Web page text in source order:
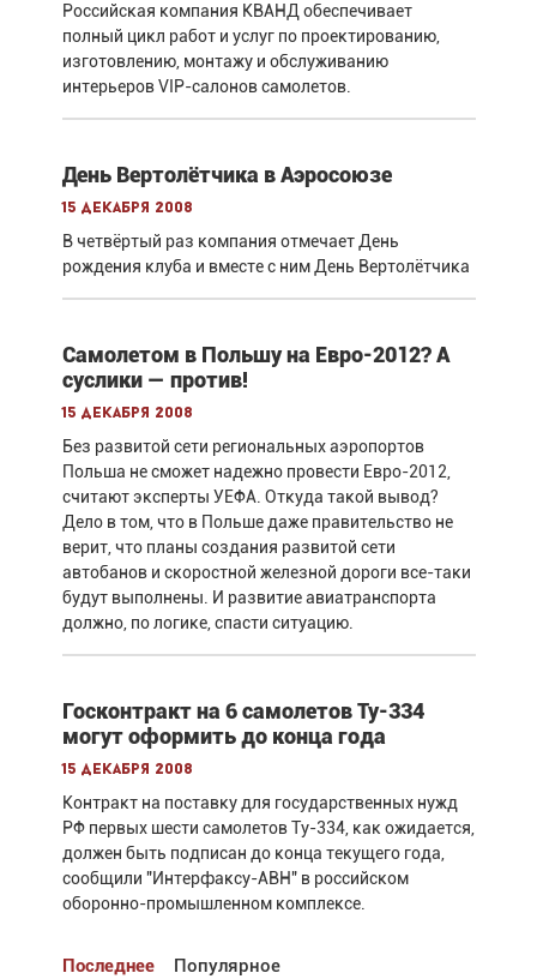
Российская компания КВАНД обеспечивает
полный цикл работ и услуг по проектированию,
изготовлению, монтажу и обслуживанию
интерьеров VIP-салонов самолетов.
День Вертолётчика в Аэросоюзе
15 декабря 2008
В четвёртый раз компания отмечает День
рождения клуба и вместе с ним День Вертолётчика
Самолетом в Польшу на Евро-2012? А
суслики — против!
15 декабря 2008
Без развитой сети региональных аэропортов
Польша не сможет надежно провести Евро-2012,
считают эксперты УЕФА. Откуда такой вывод?
Дело в том, что в Польше даже правительство не
верит, что планы создания развитой сети
автобанов и скоростной железной дороги все-таки
будут выполнены. И развитие авиатранспорта
должно, по логике, спасти ситуацию.
Госконтракт на 6 самолетов Ту-334
могут оформить до конца года
15 декабря 2008
Контракт на поставку для государственных нужд
РФ первых шести самолетов Ту-334, как ожидается,
должен быть подписан до конца текущего года,
сообщили "Интерфаксу-АВН" в российском
оборонно-промышленном комплексе.
Последнее Популярное